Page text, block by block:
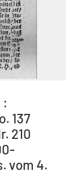
:
137
210
vom 4.